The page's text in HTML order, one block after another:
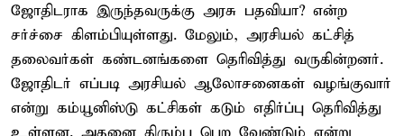
ஜோதிடராக இருந்தவருக்கு அரசு பதவியா? என்ற
சர்ச்சை கிளம்பியுள்ளது. மேலும், அரசியல் கட்சித்
தலைவர்கள் கண்டனங்களை தெரிவித்து வருகின்றனர்.
ஜோதிடர் எப்படி அரசியல் ஆலோசனைகள் வழங்குவார்
என்று கம்யூனிஸ்டு கட்சிகள் கடும் எதிர்ப்பு தெரிவித்து